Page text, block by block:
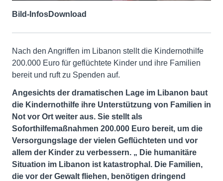
Bild-InfosDownload
Nach den Angriffen im Libanon stellt die Kindernothilfe
200.000 Euro für geflüchtete Kinder und ihre Familien
bereit und ruft zu Spenden auf.
Angesichts der dramatischen Lage im Libanon baut
die Kindernothilfe ihre Unterstützung von Familien in
Not vor Ort weiter aus. Sie stellt als
Soforthilfemaßnahmen 200.000 Euro bereit, um die
Versorgungslage der vielen Geflüchteten und vor
allem der Kinder zu verbessern. „ Die humanitäre
Situation im Libanon ist katastrophal. Die Familien,
die vor der Gewalt fliehen, benötigen dringend